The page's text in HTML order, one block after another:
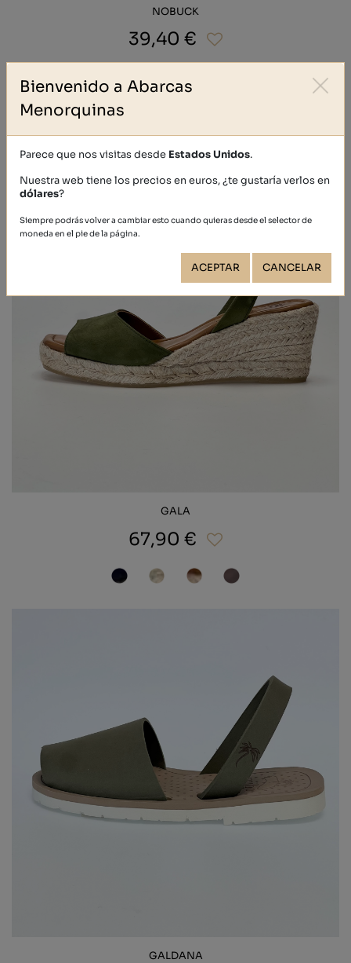
NOBUCK
39,40 €
GALA
67,90 €
GALDANA
Bienvenido a Abarcas
Menorquinas
Parece que nos visitas desde Estados Unidos.
Nuestra web tiene los precios en euros, ¿te gustaría verlos en
dólares?
Siempre podrás volver a cambiar esto cuando quieras desde el selector de
moneda en el pie de la página.
ACEPTAR CANCELAR